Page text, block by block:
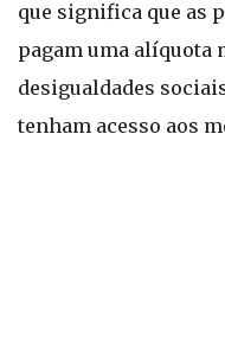
que significa que as
pagam uma alíquota
desigualdades
tenham acesso aos